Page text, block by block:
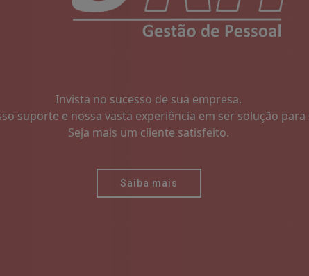
Invista no sucesso de sua empresa.
suporte e nossa vasta experiência em ser solução para
Seja mais um cliente satisfeito.
Saiba mais